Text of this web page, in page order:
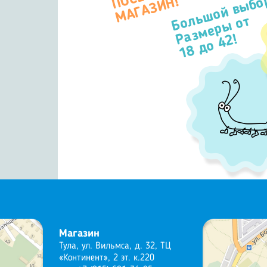
П
Н!Большой
Размеры от
18 до 42!
Магазин
Тула, ул. Вильмса, д. 32, ТЦ
«Континент», 2 эт. к.220